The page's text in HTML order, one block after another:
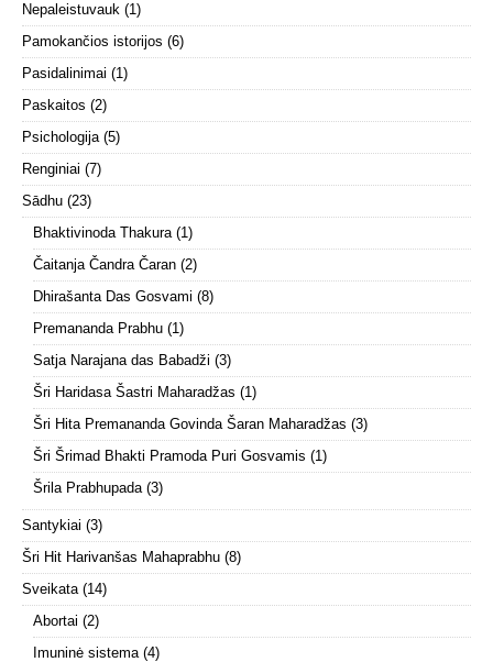
Nepaleistuvauk (1)
Pamokančios istorijos (6)
Pasidalinimai (1)
Paskaitos (2)
Psichologija(5)
Renginiai (7)
Sādhu (23)
Bhaktivinoda Thakura(1)
Čaitanja Čandra Čaran (2)
Dhirašanta Das Gosvami (8)
Premananda Prabhu (1)
Satja Narajana das Babadži (3)
Šri Haridasa Šastri Maharadžas (1)
Šri Hita Premananda Govinda Šaran Maharadžas (3)
Šri Šrimad Bhakti Pramoda Puri Gosvamis (1)
Šrila Prabhupada(3)
Santykiai (3)
Šri Hit Harivanšas Mahaprabhu (8)
Sveikata(14)
Abortai (2)
Imuninė sistema(4)